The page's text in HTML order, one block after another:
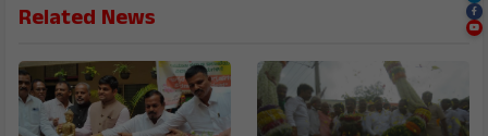
Related News